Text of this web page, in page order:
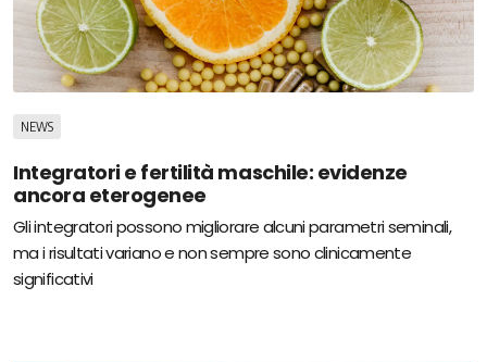
NEWS
Integratori e fertilità maschile: evidenze
ancora eterogenee
Gli integratori possono migliorare alcuni parametri seminali,
ma i risultati variano e non sempre sono clinicamente
significativi